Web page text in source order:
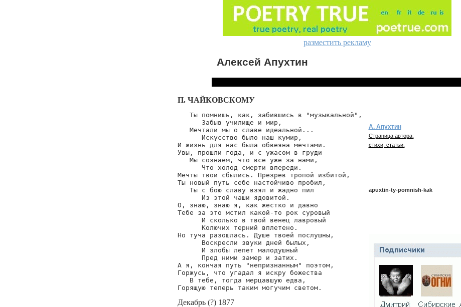
разместить рекламу
Алексей Апухтин
П. ЧАЙКОВСКОМУ
   Ты помнишь, как, забившись в "музыкальной",
      Забыв училище и мир,
   Мечтали мы о славе идеальной...
      Искусство было наш кумир,
И жизнь для нас была обвеяна мечтами.
Увы, прошли года, и с ужасом в груди
   Мы сознаем, что все уже за нами,
      Что холод смерти впереди.
Мечты твои сбылись. Презрев тропой избитой,
Ты новый путь себе настойчиво пробил,
   Ты с бою славу взял и жадно пил
      Из этой чаши ядовитой.
О, знаю, знаю я, как жестко и давно
Тебе за это мстил какой-то рок суровый
      И сколько в твой венец лавровый
      Колючих терний вплетено.
Но туча разошлась. Душе твоей послушны,
      Воскресли звуки дней былых,
      И злобы лепет малодушный
      Пред ними замер и затих.
А я, кончая путь "непризнанным" поэтом,
Горжусь, что угадал я искру божества
   В тебе, тогда мерцавшую едва,
Горящую теперь таким могучим светом.
Декабрь (?) 1877
А. Апухтин
Страница автора:
стихи, статьи.
apuxtin-ty-pomnish-kak